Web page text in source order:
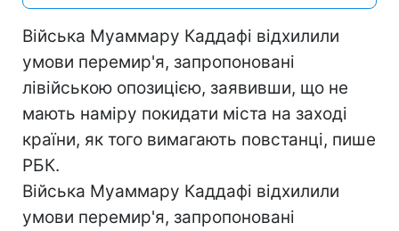
Війська Муаммару Каддафі відхилили
умови перемир'я, запропоновані
лівійською опозицією, заявивши, що не
мають наміру покидати міста на заході
країни, як того вимагають повстанці, пише
РБК.
Війська Муаммару Каддафі відхилили
умови перемир'я, запропоновані